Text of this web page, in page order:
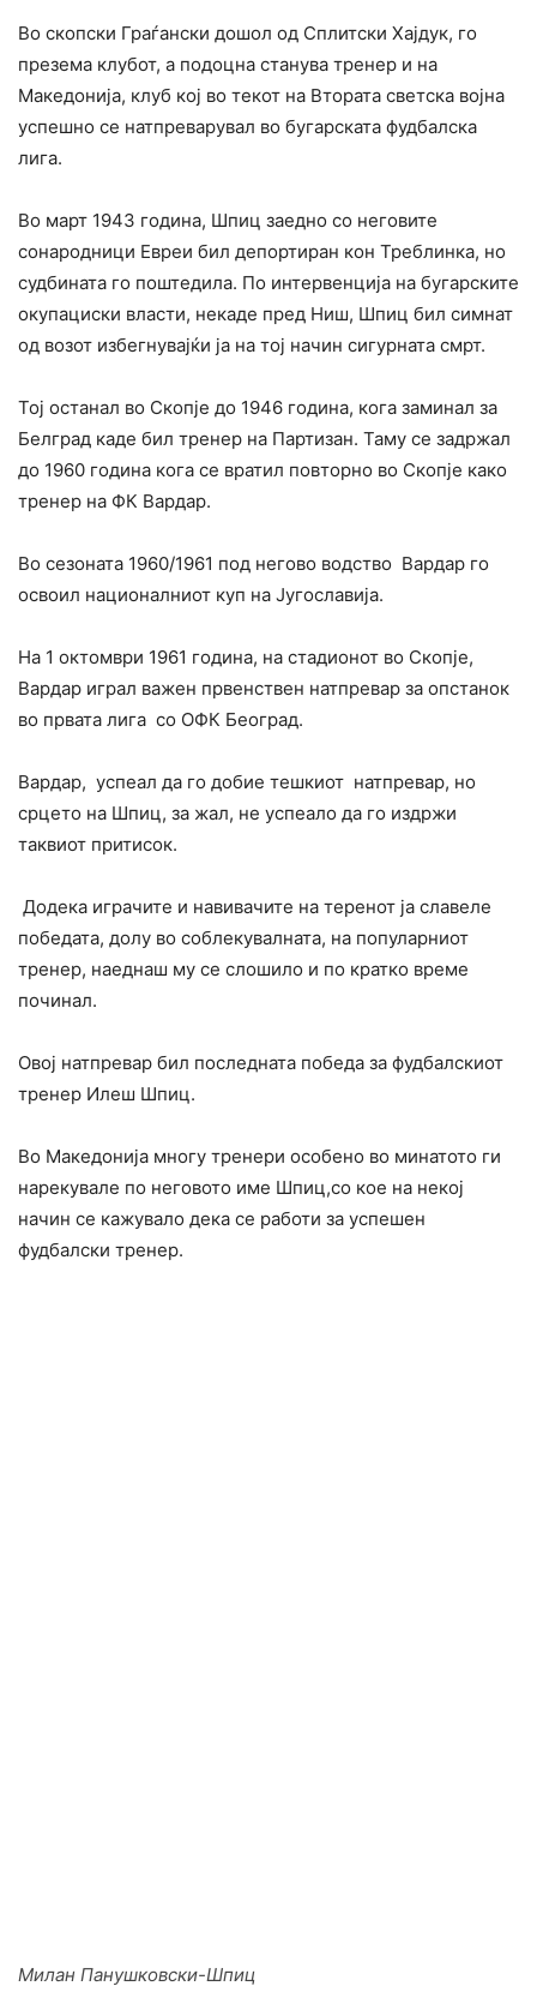
Во скопски Граѓански дошол од Сплитски Хајдук, го
презема клубот, а подоцна станува тренер и на
Македонија, клуб кој во текот на Втората светска војна
успешно се натпреварувал во бугарската фудбалска
лига.
Во март 1943 година, Шпиц заедно со неговите
сонародници Евреи бил депортиран кон Треблинка, но
судбината го поштедила. По интервенција на бугарските
окупациски власти, некаде пред Ниш, Шпиц бил симнат
од возот избегнувајќи ја на тој начин сигурната смрт.
Тој останал во Скопје до 1946 година, кога заминал за
Белград каде бил тренер на Партизан. Таму се задржал
до 1960 година кога се вратил повторно во Скопје како
тренер на ФК Вардар.
Во сезоната 1960/1961 под негово водство Вардар го
освоил националниот куп на Југославија.
На 1 октомври 1961 година, на стадионот во Скопје,
Вардар играл важен првенствен натпревар за опстанок
во првата лига со ОФК Београд.
Вардар, успеал да го добие тешкиот натпревар, но
срцето на Шпиц, за жал, не успеало да го издржи
таквиот притисок.
Додека играчите и навивачите на теренот ја славеле
победата, долу во соблекувалната, на популарниот
тренер, наеднаш му се слошило и по кратко време
починал.
Овој натпревар бил последната победа за фудбалскиот
тренер Илеш Шпиц.
Во Македонија многу тренери особено во минатото ги
нарекувале по неговото име Шпиц,со кое на некој
начин се кажувало дека се работи за успешен
фудбалски тренер.
Милан Панушковски-Шпиц